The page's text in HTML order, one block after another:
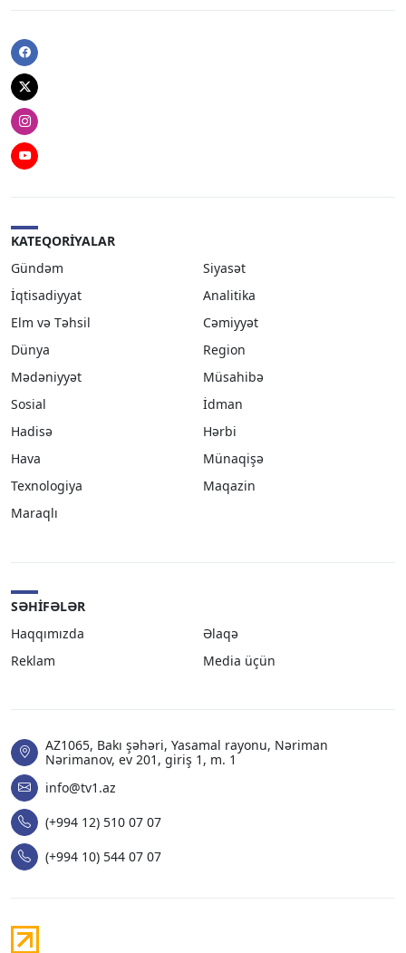
Facebook
Twitter
Instagram
Youtube
KATEQORIYALAR
Gündəm
Siyasət
İqtisadiyyat
Analitika
Elm və Təhsil
Cəmiyyət
Dünya
Region
Mədəniyyət
Müsahibə
Sosial
İdman
Hadisə
Hərbi
Hava
Münaqişə
Texnologiya
Maqazin
Maraqlı
SƏHIFƏLƏR
Haqqımızda
Əlaqə
Reklam
Media üçün
AZ1065, Bakı şəhəri, Yasamal rayonu, Nəriman
Nərimanov, ev 201, giriş 1, m. 1
info@tv1.az
(+994 12) 510 07 07
(+994 10) 544 07 07